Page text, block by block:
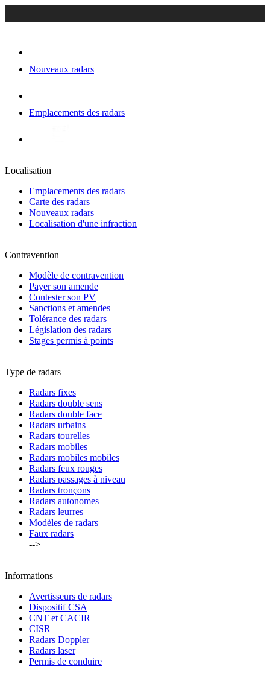
Nouveaux radars
Emplacements des radars
Localisation
Emplacements des radars
Carte des radars
Nouveaux radars
Localisation d'une infraction
Contravention
Modèle de contravention
Payer son amende
Contester son PV
Sanctions et amendes
Tolérance des radars
Législation des radars
Stages permis à points
Type de radars
Radars fixes
Radars double sens
Radars double face
Radars urbains
Radars tourelles
Radars mobiles
Radars mobiles mobiles
Radars feux rouges
Radars passages à niveau
Radars tronçons
Radars autonomes
Radars leurres
Modèles de radars
Faux radars
-->
Informations
Avertisseurs de radars
Dispositif CSA
CNT et CACIR
CISR
Radars Doppler
Radars laser
Permis de conduire